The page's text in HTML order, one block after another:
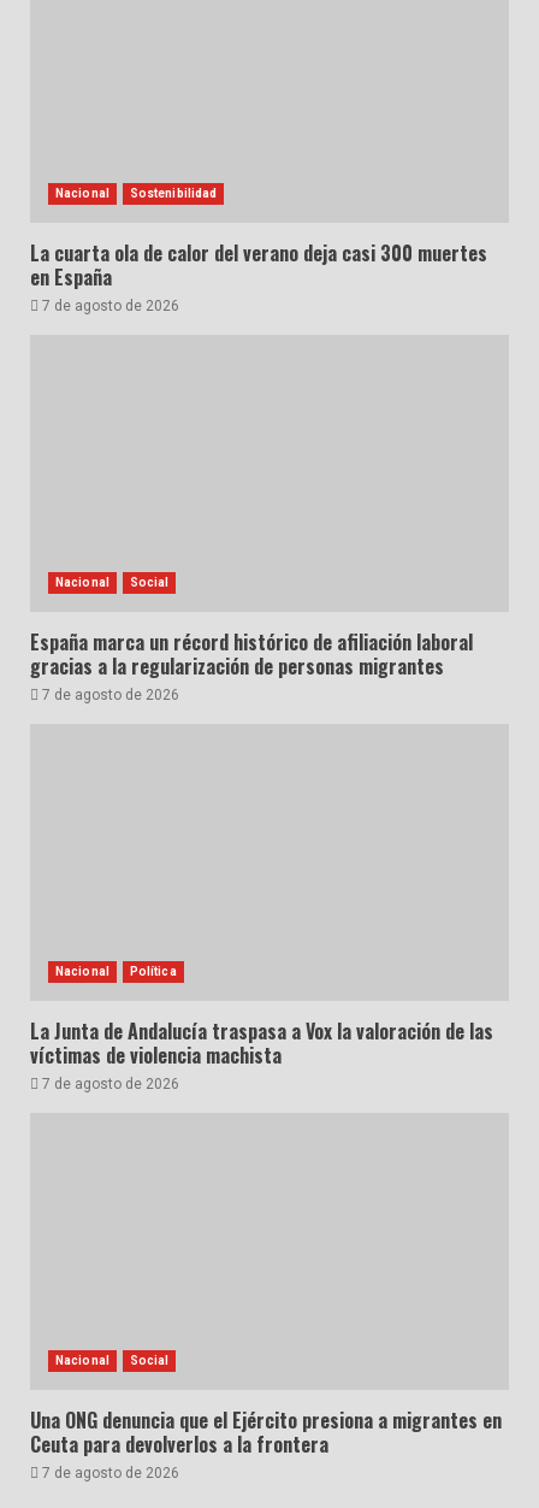
Nacional Sostenibilidad
La cuarta ola de calor del verano deja casi 300 muertes
en España
7 de agosto de 2026
Nacional Social
España marca un récord histórico de afiliación laboral
gracias a la regularización de personas migrantes
7 de agosto de 2026
Nacional Política
La Junta de Andalucía traspasa a Vox la valoración de las
víctimas de violencia machista
7 de agosto de 2026
Nacional Social
Una ONG denuncia que el Ejército presiona a migrantes en
Ceuta para devolverlos a la frontera
7 de agosto de 2026